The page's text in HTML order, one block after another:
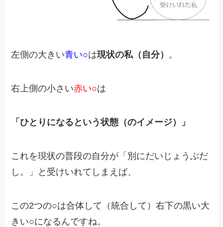
左側の大きい青い○は現状の私（自分） 。
右上側の小さい赤い○は
「ひとりになるという状態（のイメージ）」
これを現状の普段の自分が 「別にだいじょうぶだ
し。」と受けいれてしまえば、
この2つの○は合体して（統合して）右下の黒い大
きい○になるんですね。